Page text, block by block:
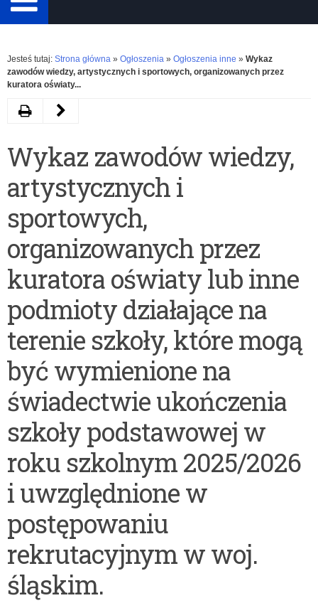
Rozwiń
Jesteś tutaj: Strona główna » Ogłoszenia » Ogłoszenia inne » Wykaz
zawodów wiedzy, artystycznych i sportowych, organizowanych przez
kuratora oświaty...
Wykaz zawodów wiedzy,
artystycznych i
sportowych,
organizowanych przez
kuratora oświaty lub inne
podmioty działające na
terenie szkoły, które mogą
być wymienione na
świadectwie ukończenia
szkoły podstawowej w
roku szkolnym 2025/2026
i uwzględnione w
postępowaniu
rekrutacyjnym w woj.
śląskim.
DrukujPoprzedni
Terminy
przeprowadzania
postępowania
rekrutacyjnego
i
postępowania
uzupełniającego
do
publicznych
szkół
ponadpodstawowych
na
terenie
województwa
śląskiego
na
rok
2026/2027.